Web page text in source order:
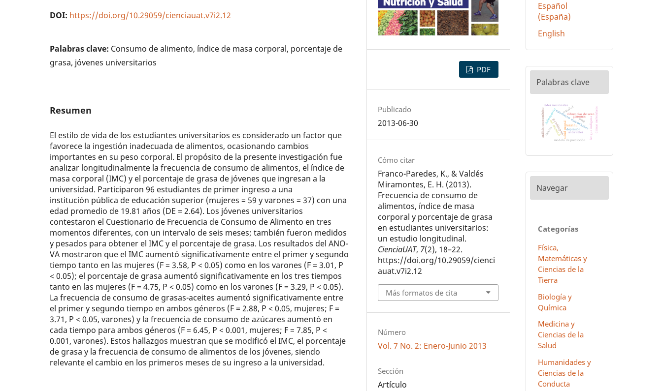
DOI: https://doi.org/10.29059/cienciauat.v7i2.12
Palabras clave: Consumo de alimento, índice de masa corporal, porcentaje de
grasa, jóvenes universitarios
Resumen
El estilo de vida de los estudiantes univer­sitarios es considerado un factor que
favo­rece la ingestión inadecuada de alimentos, ocasionando cambios
importantes en su peso corporal. El propósito de la presente investigación fue
analizar longitudinalmente la frecuencia de consumo de alimentos, el índice de
masa corporal (IMC) y el porcentaje de grasa de jóvenes que ingresan a la
univer­sidad. Participaron 96 estudiantes de primer ingreso a una
institución pública de educa­ción superior (mujeres = 59 y varones = 37) con una
edad promedio de 19.81 años (DE = 2.64). Los jóvenes universitarios
contestaron el Cuestionario de Frecuencia de Consumo de Alimento en tres
momentos diferentes, con un intervalo de seis meses; también fueron medidos
y pesados para obtener el IMC y el porcentaje de grasa. Los resultados del ANO­
VA mostraron que el IMC aumentó significativamente entre el primer y segundo
tiempo tanto en las mujeres (F = 3.58, P < 0.05) como en los varones (F = 3.01, P
< 0.05); el porcentaje de grasa aumentó significativamente en los tres tiempos
tanto en las mujeres (F = 4.75, P < 0.05) como en los varones (F = 3.29, P < 0.05).
La frecuencia de consumo de grasas-aceites aumentó significativamente entre
el primer y segundo tiempo en ambos géneros (F = 2.88, P < 0.05, mujeres; F =
3.71, P < 0.05, varones) y la frecuencia de consumo de azúcares aumentó en
cada tiempo para ambos géneros (F = 6.45, P < 0.001, mujeres; F = 7.85, P <
0.001, varones). Estos hallazgos muestran que se modificó el IMC, el porcentaje
de grasa y la frecuencia de consumo de alimentos de los jóvenes, siendo
relevante el cambio en los primeros meses de su ingreso a la universidad.
PDF
Publicado
2013-06-30
Cómo citar
Franco-Paredes, K., & Valdés
Miramontes, E. H. (2013).
Frecuencia de consumo de
alimentos, índice de masa
corporal y porcentaje de grasa
en estudiantes universitarios:
un estudio longitudinal.
CienciaUAT, 7(2), 18–22.
https://doi.org/10.29059/cienci
auat.v7i2.12
Más formatos de cita
Número
Vol. 7 No. 2: Enero-Junio 2013
Sección
Artículo
Español
(España)
English
Palabras clave
depresión
estudiantes universitarios
diferencias de sexo
salud mental
g-cuádruples
genomas
antivirales dianas moleculares
delincuencia perú
análisis econométrico lengua indígena
hñähñu
español
redes neuronales
red neuronal
modelo de predicción
méxico
Navegar
Categorías
Física,
Matemáticas y
Ciencias de la
Tierra
Biología y
Química
Medicina y
Ciencias de la
Salud
Humanidades y
Ciencias de la
Conducta